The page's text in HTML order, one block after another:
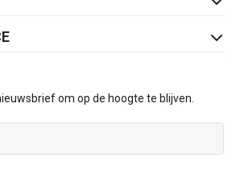
om op de hoogte te blijven.